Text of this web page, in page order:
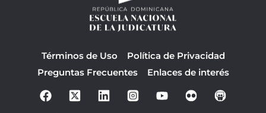
Términos de Uso
Política de Privacidad
Preguntas Frecuentes
Enlaces de interés
F
a
o